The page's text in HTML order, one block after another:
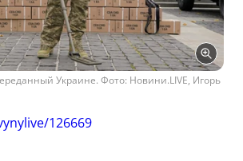
Украине. Фото: Новини.LIVE, Игорь
126669